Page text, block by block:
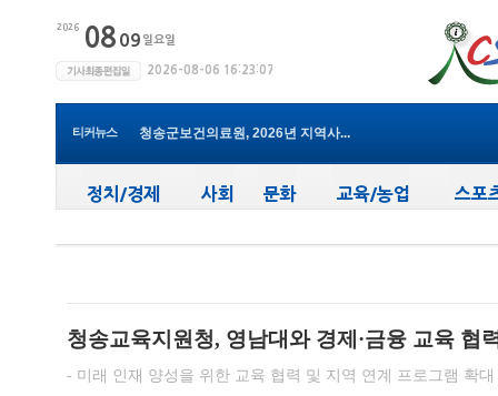
티커뉴스
윤경희 청송군수, 휴가 반납하고 ...
(사)한국여성농업인 청송군연합회...
청송군보건의료원, 2026년 지역사...
청송군보건의료원, 찾아가는 아토...
청송군, 객주 파크골프장 및 청송...
청송교육지원청, 영남대와 경제·금융 교육 협
- 미래 인재 양성을 위한 교육 협력 및 지역 연계 프로그램 확대